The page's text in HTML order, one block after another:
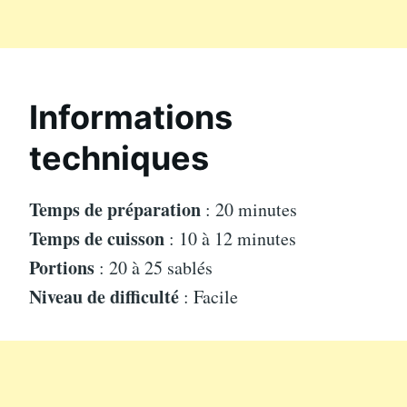
Informations
techniques
Temps de préparation : 20 minutes
Temps de cuisson : 10 à 12 minutes
Portions : 20 à 25 sablés
Niveau de difficulté : Facile